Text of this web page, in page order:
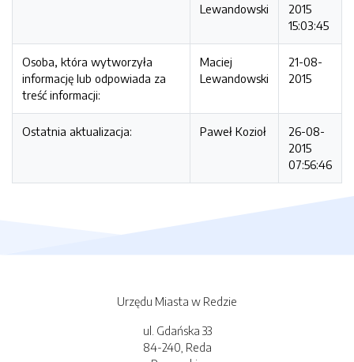
Lewandowski
2015
15:03:45
Osoba, która wytworzyła
informację lub odpowiada za
treść informacji:
Maciej
Lewandowski
21-08-
2015
Ostatnia aktualizacja: Paweł Kozioł
26-08-
2015
07:56:46
Urzędu Miasta w Redzie
ul. Gdańska 33
84-240, Reda